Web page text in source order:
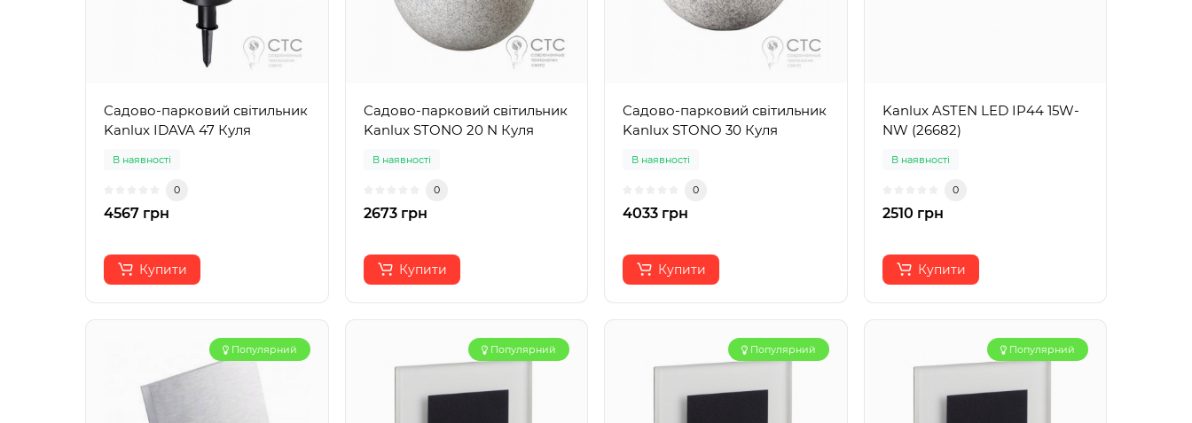
Cадово-парковий світильник
Kanlux IDAVA 47 Куля
В наявності
0
4567 грн
Купити
Cадово-парковий світильник
Kanlux STONO 20 N Куля
В наявності
0
2673 грн
Купити
Cадово-парковий світильник
Kanlux STONO 30 Куля
В наявності
0
4033 грн
Купити
Kanlux ASTEN LED IP44 15W-
NW (26682)
В наявності
0
2510 грн
Купити
Популярний Популярний Популярний Популярний